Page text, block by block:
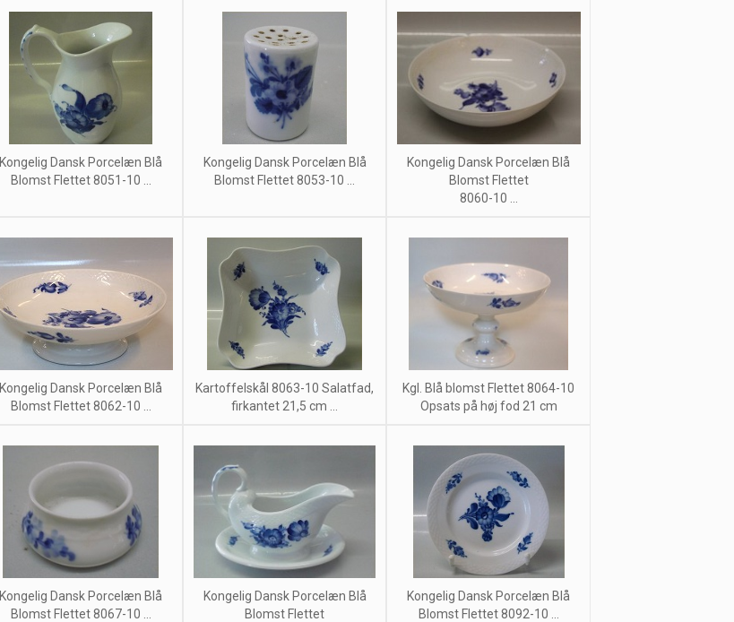
Kongelig Dansk Porcelæn Blå
Blomst Flettet 8051-10 ...
Kongelig Dansk Porcelæn Blå
Blomst Flettet 8053-10 ...
Kongelig Dansk Porcelæn Blå
Blomst Flettet
8060-10 ...
Kongelig Dansk Porcelæn Blå
Blomst Flettet 8062-10 ...
Kartoffelskål 8063-10 Salatfad,
firkantet 21,5 cm ...
Kgl. Blå blomst Flettet 8064-10
Opsats på høj fod 21 cm
Kongelig Dansk Porcelæn Blå
Blomst Flettet 8067-10 ...
Kongelig Dansk Porcelæn Blå
Blomst Flettet
Kongelig Dansk Porcelæn Blå
Blomst Flettet 8092-10 ...